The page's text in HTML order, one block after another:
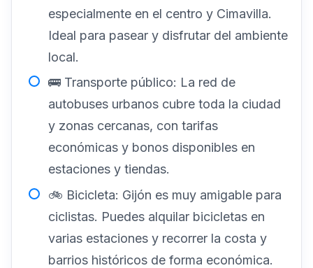
especialmente en el centro y Cimavilla.
Ideal para pasear y disfrutar del ambiente
local.
🚌 Transporte público: La red de
autobuses urbanos cubre toda la ciudad
y zonas cercanas, con tarifas
económicas y bonos disponibles en
estaciones y tiendas.
🚲 Bicicleta: Gijón es muy amigable para
ciclistas. Puedes alquilar bicicletas en
varias estaciones y recorrer la costa y
barrios históricos de forma económica.